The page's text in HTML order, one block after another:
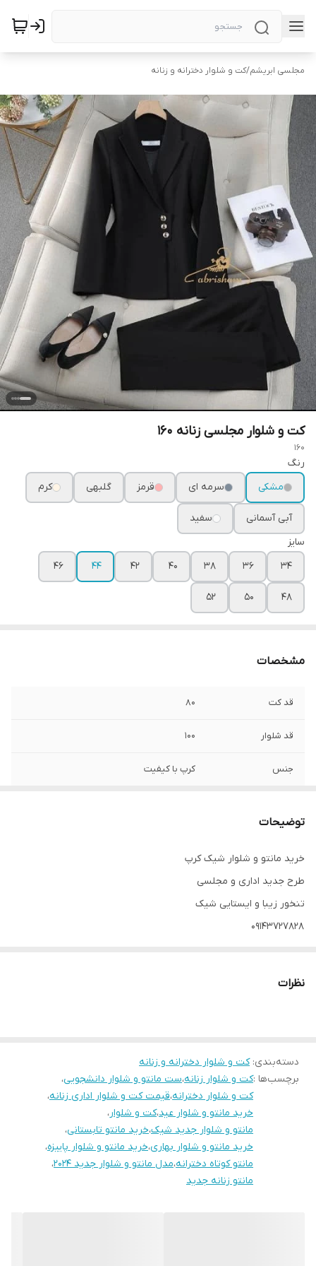
مجلسی ابریشم/کت و شلوار دخترانه و زنانه
کت و شلوار مجلسی زنانه ۱۶۰
160
رنگ
مشکی
سرمه ای قرمز گلبهی کرم
آبی آسمانی
سفید
سایز
۳۴
۳۶ ۳۸ ۴۰ ۴۲ ۴۴ ۴۶
۴۸ ۵۰ ۵۲
مشخصات
قد کت ۸۰
قد شلوار ۱۰۰
جنس کرپ با کیفیت
توضیحات
خرید مانتو و شلوار شیک کرپ
طرح جدید اداری و مجلسی
تنخور زیبا و ایستایی شیک
محصول وجود دارد. این سایت فقط امکان تعویض سایز دارد و مرجوع
نظرات
دسته‌بندی:کت و شلوار دخترانه و زنانه
برچسب‌ها :کت و شلوار زنانه،ست مانتو و شلوار دانشجویی،
کت و شلوار دخترانه،قیمت کت و شلوار اداری زنانه،
خرید مانتو و شلوار عید،کت و شلوار،
مانتو و شلوار جدید شیک،خرید مانتو تابستانی،
خرید مانتو و شلوار بهاری،خرید مانتو و شلوار پاییزه،
مانتو کوتاه دخترانه،مدل مانتو و شلوار جدید ۲۰۲۴
،
مانتو زنانه جدید